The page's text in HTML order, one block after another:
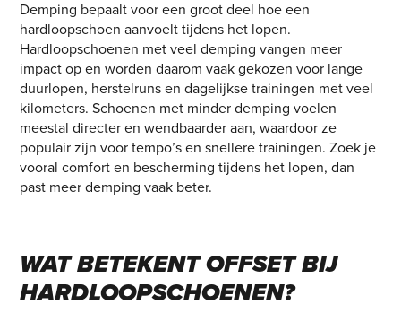
Demping bepaalt voor een groot deel hoe een
hardloopschoen aanvoelt tijdens het lopen.
Hardloopschoenen met veel demping vangen meer
impact op en worden daarom vaak gekozen voor lange
duurlopen, herstelruns en dagelijkse trainingen met veel
kilometers. Schoenen met minder demping voelen
meestal directer en wendbaarder aan, waardoor ze
populair zijn voor tempo’s en snellere trainingen. Zoek je
vooral comfort en bescherming tijdens het lopen, dan
past meer demping vaak beter.
WAT BETEKENT OFFSET BIJ
HARDLOOPSCHOENEN?